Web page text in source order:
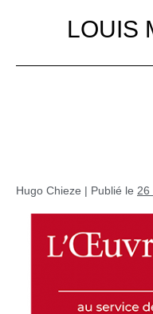
LOUIS
Hugo Chieze | Publié le 26